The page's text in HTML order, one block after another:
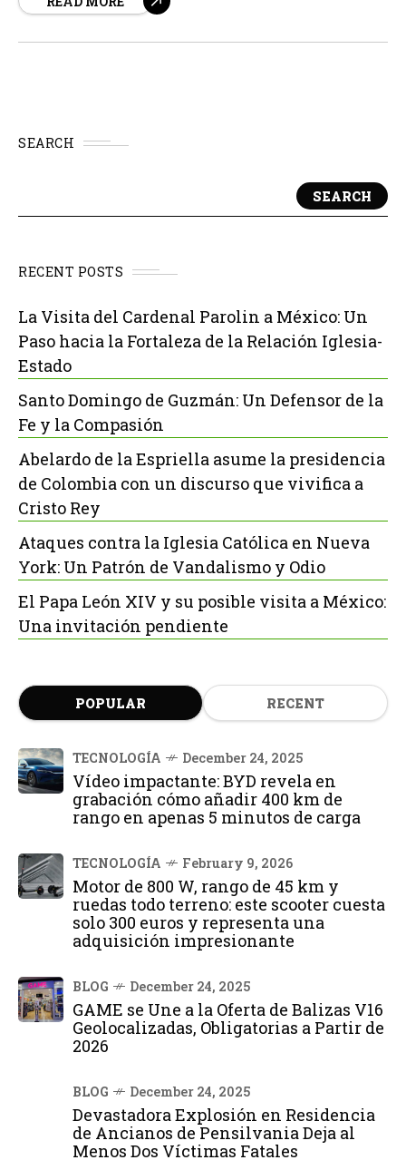
SEARCH
SEARCH
RECENT POSTS
La Visita del Cardenal Parolin a México: Un
Paso hacia la Fortaleza de la Relación Iglesia-
Estado
Santo Domingo de Guzmán: Un Defensor de la
Fe y la Compasión
Abelardo de la Espriella asume la presidencia
de Colombia con un discurso que vivifica a
Cristo Rey
Ataques contra la Iglesia Católica en Nueva
York: Un Patrón de Vandalismo y Odio
El Papa León XIV y su posible visita a México:
Una invitación pendiente
POPULAR RECENT
TECNOLOGÍA December 24, 2025
Vídeo impactante: BYD revela en
grabación cómo añadir 400 km de
rango en apenas 5 minutos de carga
TECNOLOGÍA February 9, 2026
Motor de 800 W, rango de 45 km y
ruedas todo terreno: este scooter cuesta
solo 300 euros y representa una
adquisición impresionante
BLOG December 24, 2025
GAME se Une a la Oferta de Balizas V16
Geolocalizadas, Obligatorias a Partir de
2026
BLOG December 24, 2025
Devastadora Explosión en Residencia
de Ancianos de Pensilvania Deja al
Menos Dos Víctimas Fatales